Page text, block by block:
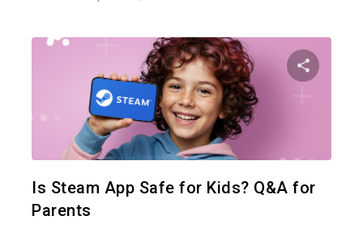
Is Steam App Safe for Kids? Q&A for
Parents